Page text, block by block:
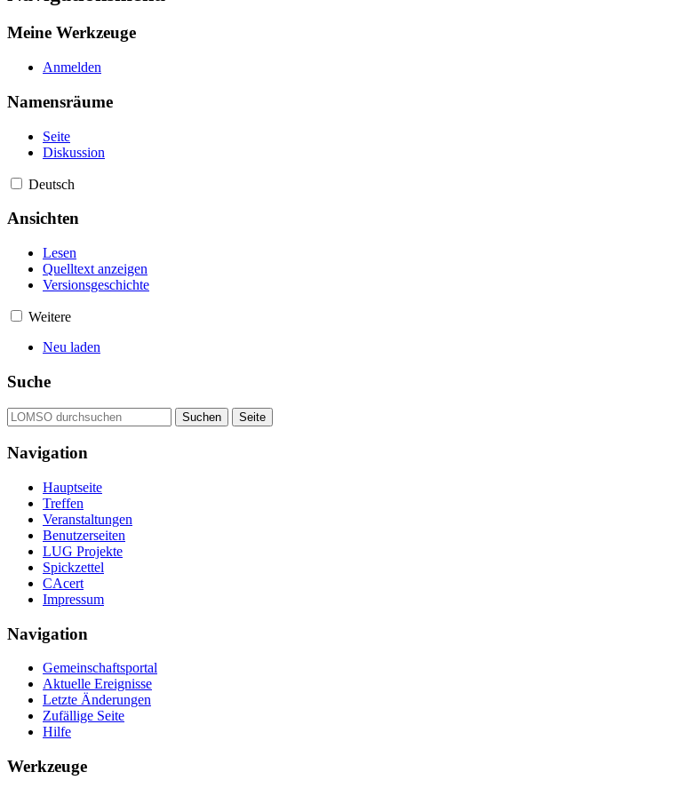
Meine Werkzeuge
Anmelden
Namensräume
Seite
Diskussion
Deutsch
Ansichten
Lesen
Quelltext anzeigen
Versionsgeschichte
Weitere
Neu laden
Suche
Navigation
Hauptseite
Treffen
Veranstaltungen
Benutzerseiten
LUG Projekte
Spickzettel
CAcert
Impressum
Navigation
Gemeinschafts­portal
Aktuelle Ereignisse
Letzte Änderungen
Zufällige Seite
Hilfe
Werkzeuge